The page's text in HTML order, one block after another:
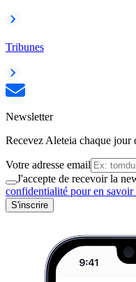
Tribunes
Newsletter
Recevez Aleteia chaque jour
Votre adresse email
J'accepte de recevoir la
confidentialité pour en savoir
S'inscrire